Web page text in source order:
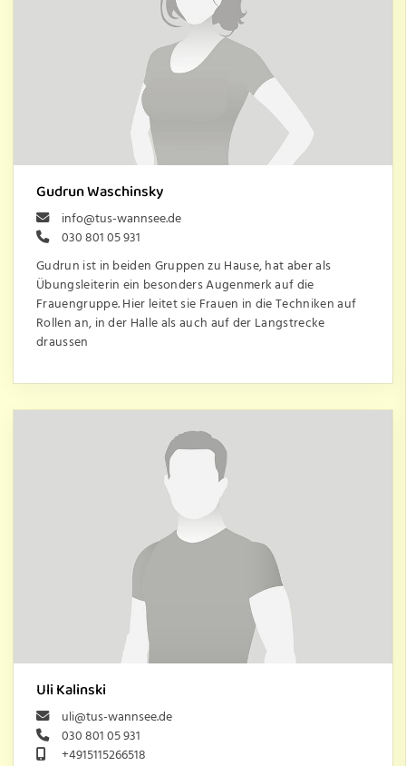
Gudrun Waschinsky
info@tus-wannsee.de
030 801 05 931
Gudrun ist in beiden Gruppen zu Hause, hat aber als
Übungsleiterin ein besonders Augenmerk auf die
Frauengruppe. Hier leitet sie Frauen in die Techniken auf
Rollen an, in der Halle als auch auf der Langstrecke
draussen
Uli Kalinski
uli@tus-wannsee.de
030 801 05 931
+4915115266518